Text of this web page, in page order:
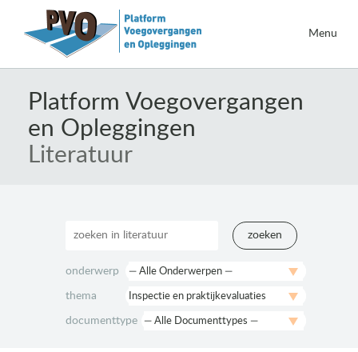
Menu
springen
Platform Voegovergangen
en Opleggingen
Literatuur
zoeken
onderwerp
thema
documenttype